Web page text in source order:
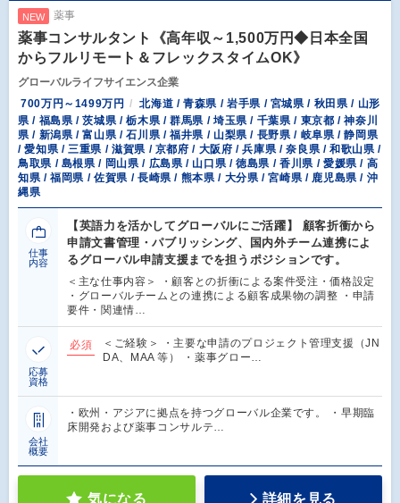
NEW 薬事
薬事コンサルタント《高年収～1,500万円◆日本全国
からフルリモート＆フレックスタイムOK》
グローバルライフサイエンス企業
700万円～1499万円
北海道 / 青森県 / 岩手県 / 宮城県 / 秋田県 / 山形
県 / 福島県 / 茨城県 / 栃木県 / 群馬県 / 埼玉県 / 千葉県 / 東京都 / 神奈川
県 / 新潟県 / 富山県 / 石川県 / 福井県 / 山梨県 / 長野県 / 岐阜県 / 静岡県
/ 愛知県 / 三重県 / 滋賀県 / 京都府 / 大阪府 / 兵庫県 / 奈良県 / 和歌山県 /
鳥取県 / 島根県 / 岡山県 / 広島県 / 山口県 / 徳島県 / 香川県 / 愛媛県 / 高
知県 / 福岡県 / 佐賀県 / 長崎県 / 熊本県 / 大分県 / 宮崎県 / 鹿児島県 / 沖
縄県
仕事
内容
【英語力を活かしてグローバルにご活躍】 顧客折衝から
申請文書管理・パブリッシング、国内外チーム連携によ
るグローバル申請支援までを担うポジションです。
＜主な仕事内容＞ ・顧客との折衝による案件受注・価格設定
・グローバルチームとの連携による顧客成果物の調整 ・申請
要件・関連情…
応募
資格
必須
＜ご経験＞ ・主要な申請のプロジェクト管理支援（JN
DA、MAA 等） ・薬事グロー…
会社
概要
・欧州・アジアに拠点を持つグローバル企業です。 ・早期臨
床開発および薬事コンサルテ…
気になる 詳細を見る